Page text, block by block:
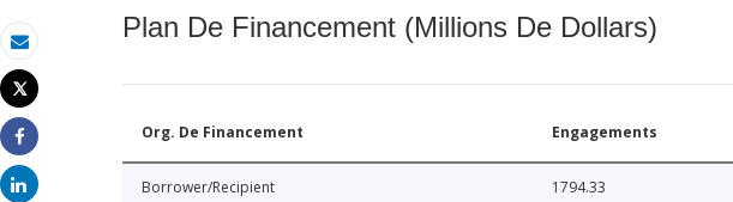
Email
Imprimer
Tweet
Share
Share
Plan De Financement (Millions De Dollars)
Org. De Financement Engagements
Borrower/Recipient 1794.33